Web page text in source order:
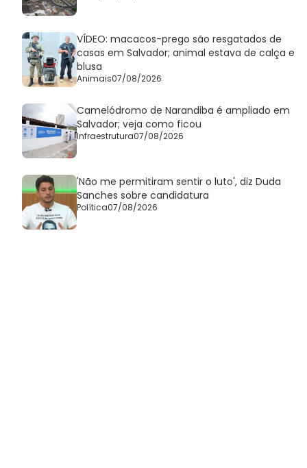
VÍDEO: macacos-prego são resgatados de
casas em Salvador; animal estava de calça e
blusa
Animais07/08/2026
Camelódromo de Narandiba é ampliado em
Salvador; veja como ficou
Infraestrutura07/08/2026
'Não me permitiram sentir o luto', diz Duda
Sanches sobre candidatura
Política07/08/2026